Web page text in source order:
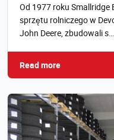
Od 1977 roku
sprzętu rolniczego w
John Deere, zbudowali s…
Read more